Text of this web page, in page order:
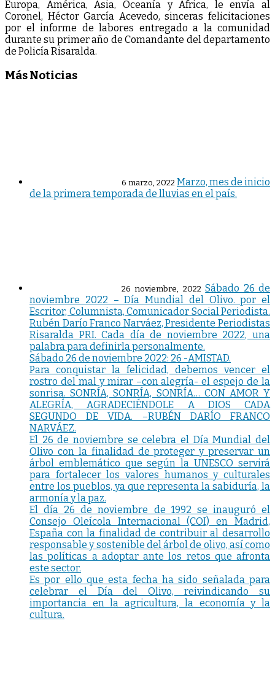
Europa, América, Asia, Oceanía y África, le envía al
Coronel, Héctor García Acevedo, sinceras felicitaciones
por el informe de labores entregado a la comunidad
durante su primer año de Comandante del departamento
de Policía Risaralda.
Más Noticias
6 marzo, 2022Marzo, mes de inicio
de la primera temporada de lluvias en el país.
26 noviembre, 2022 Sábado 26 de
noviembre 2022 – Día Mundial del Olivo. por el
Escritor, Columnista, Comunicador Social Periodista.
Rubén Darío Franco Narváez, Presidente Periodistas
Risaralda PRI. Cada día de noviembre 2022, una
palabra para definirla personalmente.
Sábado 26 de noviembre 2022: 26 -AMISTAD.
Para conquistar la felicidad, debemos vencer el
rostro del mal y mirar –con alegría- el espejo de la
sonrisa. SONRÍA, SONRÍA, SONRÍA… CON AMOR Y
ALEGRÍA, AGRADECIÉNDOLE A DIOS CADA
SEGUNDO DE VIDA. –RUBÉN DARÍO FRANCO
NARVÁEZ.
El 26 de noviembre se celebra el Día Mundial del
Olivo con la finalidad de proteger y preservar un
árbol emblemático que según la UNESCO servirá
para fortalecer los valores humanos y culturales
entre los pueblos, ya que representa la sabiduría, la
armonía y la paz.
El día 26 de noviembre de 1992 se inauguró el
Consejo Oleícola Internacional (COI) en Madrid,
España con la finalidad de contribuir al desarrollo
responsable y sostenible del árbol de olivo, así como
las políticas a adoptar ante los retos que afronta
este sector.
Es por ello que esta fecha ha sido señalada para
celebrar el Día del Olivo, reivindicando su
importancia en la agricultura, la economía y la
cultura.